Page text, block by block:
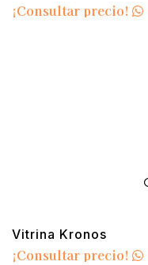
¡Consultar precio!
Vitrina Kronos
¡Consultar precio!